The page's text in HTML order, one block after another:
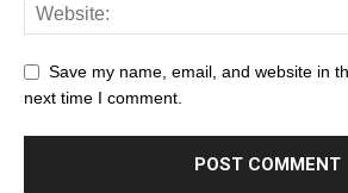
Save my name, email, and website in
next time I comment.